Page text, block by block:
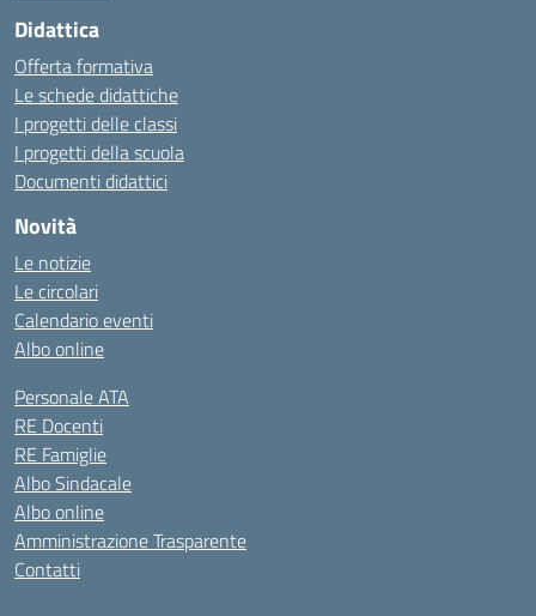
Didattica
Offerta formativa
Le schede didattiche
I progetti delle classi
I progetti della scuola
Documenti didattici
Novità
Le notizie
Le circolari
Calendario eventi
Albo online
Personale ATA
RE Docenti
RE Famiglie
Albo Sindacale
Albo online
Amministrazione Trasparente
Contatti